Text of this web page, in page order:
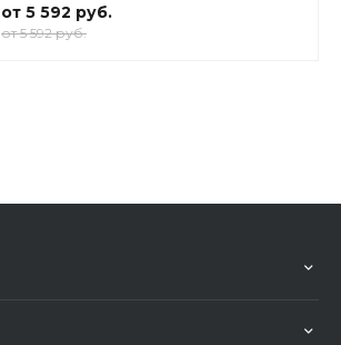
от 5 592 руб.
от 5 592 руб.